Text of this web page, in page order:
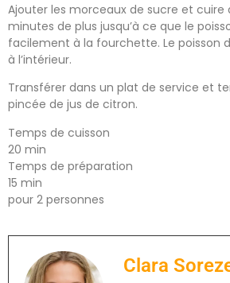
Ajouter les morceaux de sucre et
minutes de plus jusqu’à ce que le
facilement à la fourchette. Le poisson
à l’intérieur.
Transférer dans un plat de service et
pincée de jus de citron.
Temps de cuisson
20 min
Temps de préparation
15 min
pour 2 personnes
Clara